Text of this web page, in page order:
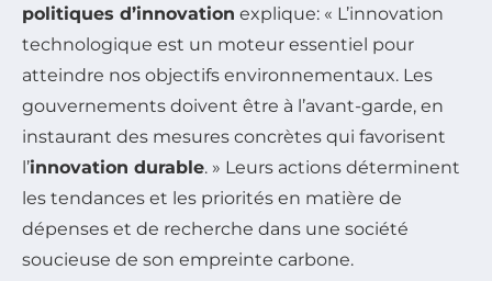
politiques d’innovation explique: « L’innovation
technologique est un moteur essentiel pour
atteindre nos objectifs environnementaux. Les
gouvernements doivent être à l’avant-garde, en
instaurant des mesures concrètes qui favorisent
l’innovation durable. » Leurs actions déterminent
les tendances et les priorités en matière de
dépenses et de recherche dans une société
soucieuse de son empreinte carbone.